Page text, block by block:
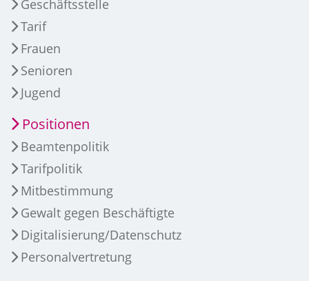
Geschäftsstelle
Tarif
Frauen
Senioren
Jugend
Positionen
Beamtenpolitik
Tarifpolitik
Mitbestimmung
Gewalt gegen Beschäftigte
Digitalisierung/Datenschutz
Personalvertretung